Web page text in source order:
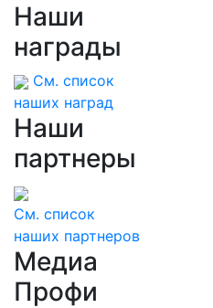
Наши
награды
См. список
наших наград
Наши
партнеры
См. список
наших партнеров
Медиа
Профи